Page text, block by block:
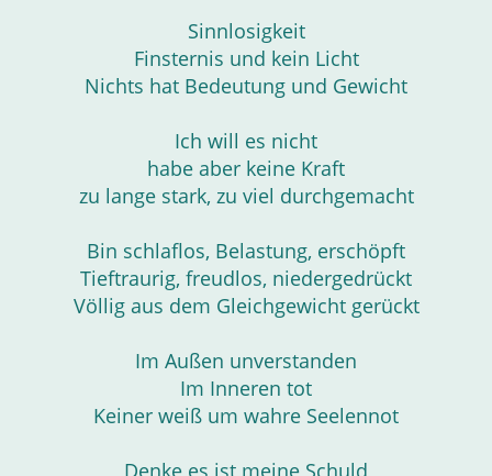
Sinnlosigkeit
Finsternis und kein Licht
Nichts hat Bedeutung und Gewicht
Ich will es nicht
habe aber keine Kraft
zu lange stark, zu viel durchgemacht
Bin schlaflos, Belastung, erschöpft
Tieftraurig, freudlos, niedergedrückt
Völlig aus dem Gleichgewicht gerückt
Im Außen unverstanden
Im Inneren tot
Keiner weiß um wahre Seelennot
Denke es ist meine Schuld